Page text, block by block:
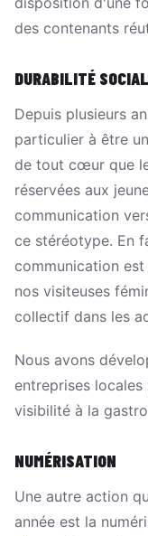
des contenants
DURABILITÉ
Depuis plusieurs
particulier à être
de tout cœur que
réservées aux
communication
ce stéréotype. En
communication
nos visiteuses
collectif dans les
Nous avons
entreprises
visibilité à la
NUMÉRISATION
Une autre action
année est la